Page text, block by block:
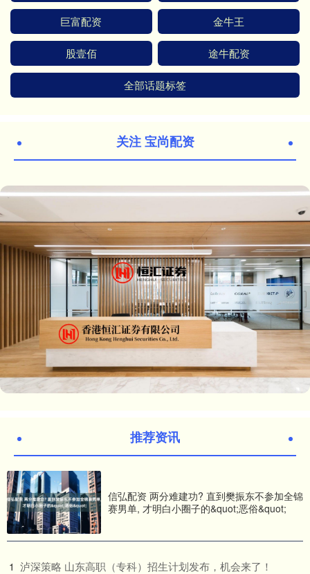
巨富配资 金牛王
股壹佰 途牛配资
全部话题标签
关注 宝尚配资
推荐资讯
信弘配资 两分难建功? 直到樊振东不参加全锦
赛男单, 才明白小圈子的&quot;恶俗&quot;
1 ​泸深策略 山东高职（专科）招生计划发布，机会来了！